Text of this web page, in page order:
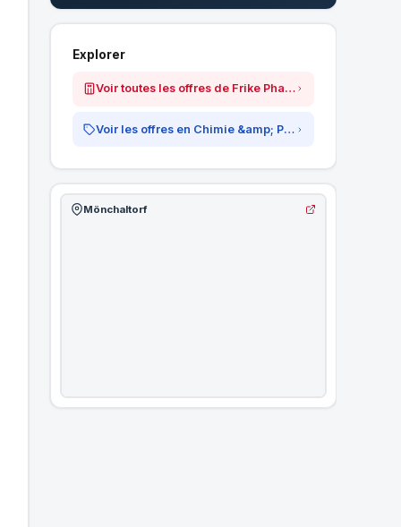
Explorer
Voir toutes les offres de Frike Pharma AG
Voir les offres en Chimie &amp; Pharma
Mönchaltorf